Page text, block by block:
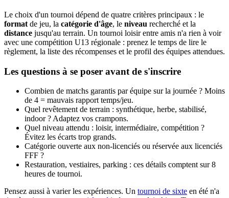
Le choix d'un tournoi dépend de quatre critères principaux : le
format de jeu, la catégorie d'âge, le niveau recherché et la
distance jusqu'au terrain. Un tournoi loisir entre amis n'a rien à voir
avec une compétition U13 régionale : prenez le temps de lire le
règlement, la liste des récompenses et le profil des équipes attendues.
Les questions à se poser avant de s'inscrire
Combien de matchs garantis par équipe sur la journée ? Moins
de 4 = mauvais rapport temps/jeu.
Quel revêtement de terrain : synthétique, herbe, stabilisé,
indoor ? Adaptez vos crampons.
Quel niveau attendu : loisir, intermédiaire, compétition ?
Évitez les écarts trop grands.
Catégorie ouverte aux non-licenciés ou réservée aux licenciés
FFF ?
Restauration, vestiaires, parking : ces détails comptent sur 8
heures de tournoi.
Pensez aussi à varier les expériences. Un tournoi de sixte en été n'a